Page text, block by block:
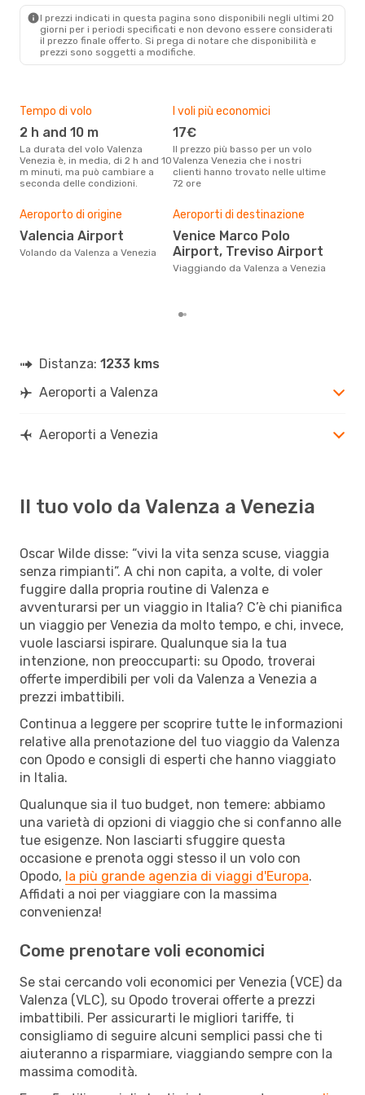
I prezzi indicati in questa pagina sono disponibili negli ultimi 20
giorni per i periodi specificati e non devono essere considerati
il ​​prezzo finale offerto. Si prega di notare che disponibilità e
prezzi sono soggetti a modifiche.
Tempo di volo
2 h and 10 m
La durata del volo Valenza
Venezia è, in media, di 2 h and 10
m minuti, ma può cambiare a
seconda delle condizioni.
I voli più economici
17€
Il prezzo più basso per un volo
Valenza Venezia che i nostri
clienti hanno trovato nelle ultime
72 ore
Aeroporto di origine
Valencia Airport
Volando da Valenza a Venezia
Aeroporti di destinazione
Venice Marco Polo
Airport, Treviso Airport
Viaggiando da Valenza a Venezia
Distanza: 1233 kms
Aeroporti a Valenza
Aeroporti a Venezia
Il tuo volo da Valenza a Venezia
Oscar Wilde disse: “vivi la vita senza scuse, viaggia
senza rimpianti”. A chi non capita, a volte, di voler
fuggire dalla propria routine di Valenza e
avventurarsi per un viaggio in Italia? C’è chi pianifica
un viaggio per Venezia da molto tempo, e chi, invece,
vuole lasciarsi ispirare. Qualunque sia la tua
intenzione, non preoccuparti: su Opodo, troverai
offerte imperdibili per voli da Valenza a Venezia a
prezzi imbattibili.
Continua a leggere per scoprire tutte le informazioni
relative alla prenotazione del tuo viaggio da Valenza
con Opodo e consigli di esperti che hanno viaggiato
in Italia.
Qualunque sia il tuo budget, non temere: abbiamo
una varietà di opzioni di viaggio che si confanno alle
tue esigenze. Non lasciarti sfuggire questa
occasione e prenota oggi stesso il un volo con
Opodo, la più grande agenzia di viaggi d'Europa.
Affidati a noi per viaggiare con la massima
convenienza!
Come prenotare voli economici
Se stai cercando voli economici per Venezia (VCE) da
Valenza (VLC), su Opodo troverai offerte a prezzi
imbattibili. Per assicurarti le migliori tariffe, ti
consigliamo di seguire alcuni semplici passi che ti
aiuteranno a risparmiare, viaggiando sempre con la
massima comodità.